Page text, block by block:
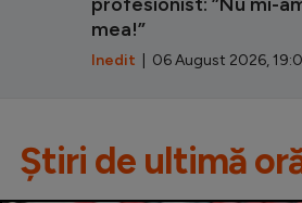
mea!”
Inedit | 06 August 2026,
Știri de ultimă